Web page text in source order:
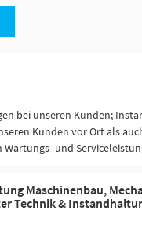
bei unseren Kunden;
Kunden vor Ort als
und
Maschinenbau,
Technik &